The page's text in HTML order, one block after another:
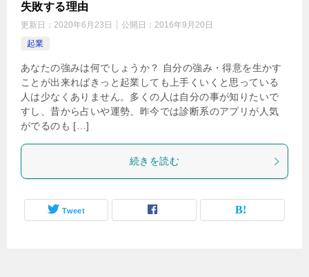
失敗する理由
更新日： 2020年6月23日 公開日： 2016年9月20日
起業
あなたの強みは何でしょうか？ 自分の強み・得意を生かす
ことが出来ればきっと起業しても上手くいくと思っている
人は少なくありません。多くの人は自分の事が知りたいで
すし、昔から占いや運勢、昨今では診断系のアプリが人気
がでるのも […]
続きを読む
Tweet